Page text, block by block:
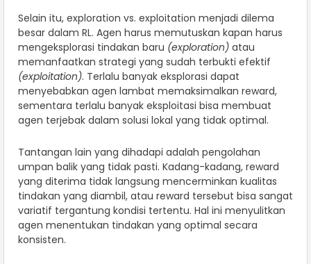
Selain itu, exploration vs. exploitation menjadi dilema
besar dalam RL. Agen harus memutuskan kapan harus
mengeksplorasi tindakan baru (exploration) atau
memanfaatkan strategi yang sudah terbukti efektif
(exploitation). Terlalu banyak eksplorasi dapat
menyebabkan agen lambat memaksimalkan reward,
sementara terlalu banyak eksploitasi bisa membuat
agen terjebak dalam solusi lokal yang tidak optimal.
Tantangan lain yang dihadapi adalah pengolahan
umpan balik yang tidak pasti. Kadang-kadang, reward
yang diterima tidak langsung mencerminkan kualitas
tindakan yang diambil, atau reward tersebut bisa sangat
variatif tergantung kondisi tertentu. Hal ini menyulitkan
agen menentukan tindakan yang optimal secara
konsisten.